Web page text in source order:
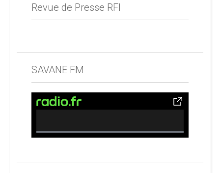
Revue de Presse RFI
SAVANE FM
0% Complete